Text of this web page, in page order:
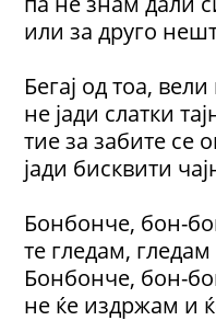
или за друго
Бегај од тоа,
не јади слатки
тие за забите се
јади бисквити
Бонбонче, бон-
те гледам,
Бонбонче, бон-
не ќе издржам и